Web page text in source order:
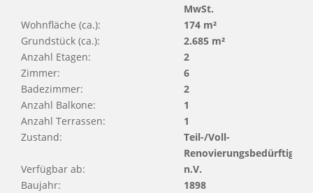
MwSt.
Wohnfläche (ca.):
174 m²
Grundstück (ca.):
2.685 m²
Anzahl Etagen:
2
Zimmer:
6
Badezimmer:
2
Anzahl Balkone:
1
Anzahl Terrassen:
1
Zustand:
Teil-/Voll-
Renovierungsbedürftig
Verfügbar ab:
n.V.
Baujahr:
1898